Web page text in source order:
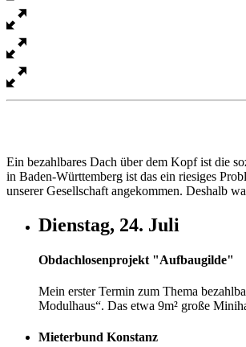
Ein bezahlbares Dach über dem Kopf ist die
in Baden-Württemberg ist das ein riesiges
unserer Gesellschaft angekommen. Deshalb
Dienstag, 24. Juli
Obdachlosenprojekt "Aufbaugilde"
Mein erster Termin zum Thema
Modulhaus“. Das etwa 9m² große
Mieterbund Konstanz